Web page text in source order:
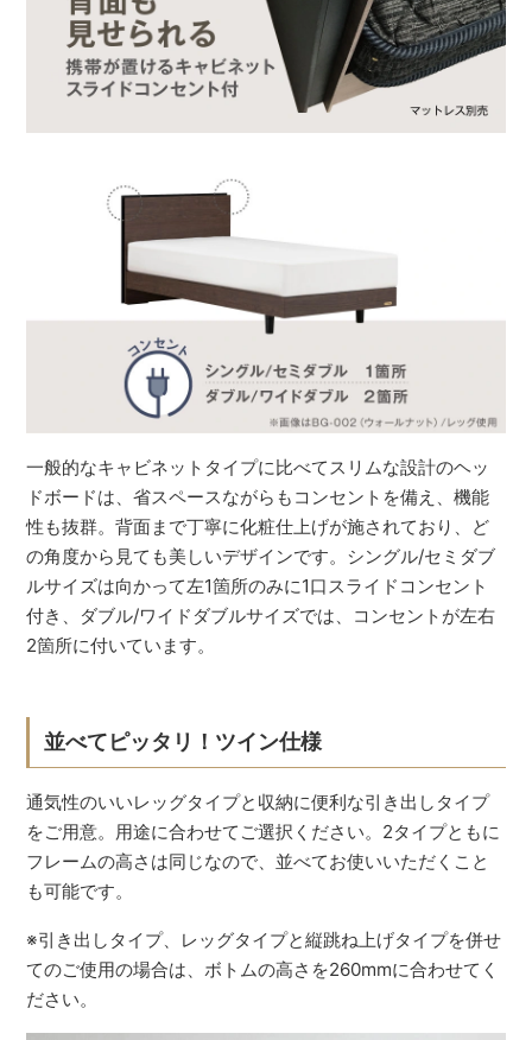
一般的なキャビネットタイプに比べてスリムな設計のヘッ
ドボードは、省スペースながらもコンセントを備え、機能
性も抜群。背面まで丁寧に化粧仕上げが施されており、ど
の角度から見ても美しいデザインです。シングル/セミダブ
ルサイズは向かって左1箇所のみに1口スライドコンセント
付き、ダブル/ワイドダブルサイズでは、コンセントが左右
2箇所に付いています。
並べてピッタリ！ツイン仕様
通気性のいいレッグタイプと収納に便利な引き出しタイプ
をご用意。用途に合わせてご選択ください。2タイプともに
フレームの高さは同じなので、並べてお使いいただくこと
も可能です。
※引き出しタイプ、レッグタイプと縦跳ね上げタイプを併せ
てのご使用の場合は、ボトムの高さを260mmに合わせてく
ださい。